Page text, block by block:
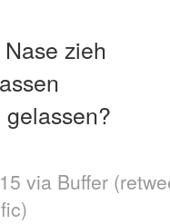
zieh
via Buffer
)